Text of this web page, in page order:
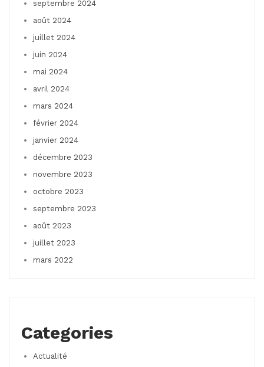
septembre 2024
août 2024
juillet 2024
juin 2024
mai 2024
avril 2024
mars 2024
février 2024
janvier 2024
décembre 2023
novembre 2023
octobre 2023
septembre 2023
août 2023
juillet 2023
mars 2022
Categories
Actualité